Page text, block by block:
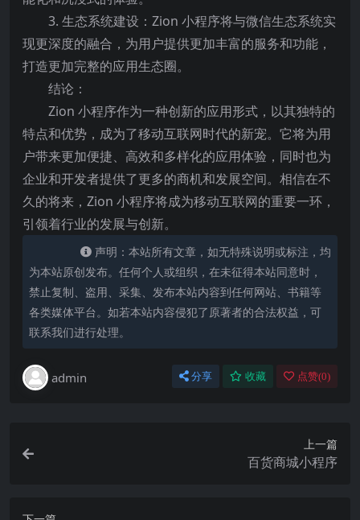
3. 生态系统建设：Zion 小程序将与微信生态系统实
现更深度的融合，为用户提供更加丰富的服务和功能，
打造更加完整的应用生态圈。
结论：
Zion 小程序作为一种创新的应用形式，以其独特的
特点和优势，成为了移动互联网时代的新宠。它将为用
户带来更加便捷、高效和多样化的应用体验，同时也为
企业和开发者提供了更多的商机和发展空间。相信在不
久的将来，Zion 小程序将成为移动互联网的重要一环，
引领着行业的发展与创新。
声明：本站所有文章，如无特殊说明或标注，均
为本站原创发布。任何个人或组织，在未征得本站同意时，
禁止复制、盗用、采集、发布本站内容到任何网站、书籍等
各类媒体平台。如若本站内容侵犯了原著者的合法权益，可
联系我们进行处理。
admin 分享 收藏 点赞(0)
上一篇
百货商城小程序